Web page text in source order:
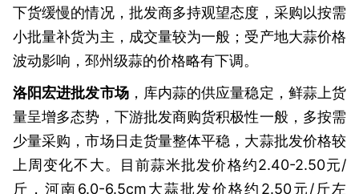
下货缓慢的情况，批发商多持观望态度，采购以按需
小批量补货为主，成交量较为一般；受产地大蒜价格
波动影响，邳州级蒜的价格略有下调。
洛阳宏进批发市场，库内蒜的供应量稳定，鲜蒜上货
量呈增多态势，下游批发商购货积极性一般，多按需
少量采购，市场日走货量整体平稳，大蒜批发价格较
上周变化不大。目前蒜米批发价格约2.40-2.50元/
斤，河南6.0-6.5cm大蒜批发价格约2.50元/斤左